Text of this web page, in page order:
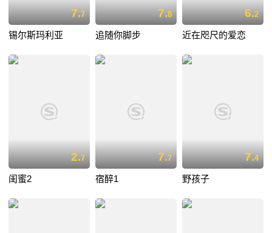
7.7
锡尔斯玛利亚
7.8
追随你脚步
6.2
近在咫尺的爱恋
2.7
闺蜜2
7.7
宿醉1
7.4
野孩子